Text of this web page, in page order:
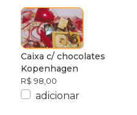
Caixa c/ chocolates
Kopenhagen
R$ 98,00
adicionar